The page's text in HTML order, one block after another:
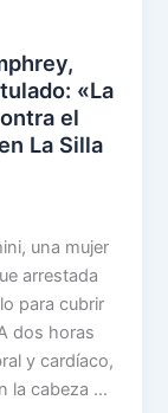
«La
el
La Silla
una mujer
arrestada
para cubrir
dos horas
y cardíaco,
la cabeza …